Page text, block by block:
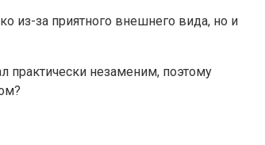
из-за приятного внешнего вида, но и
практически незаменим, поэтому